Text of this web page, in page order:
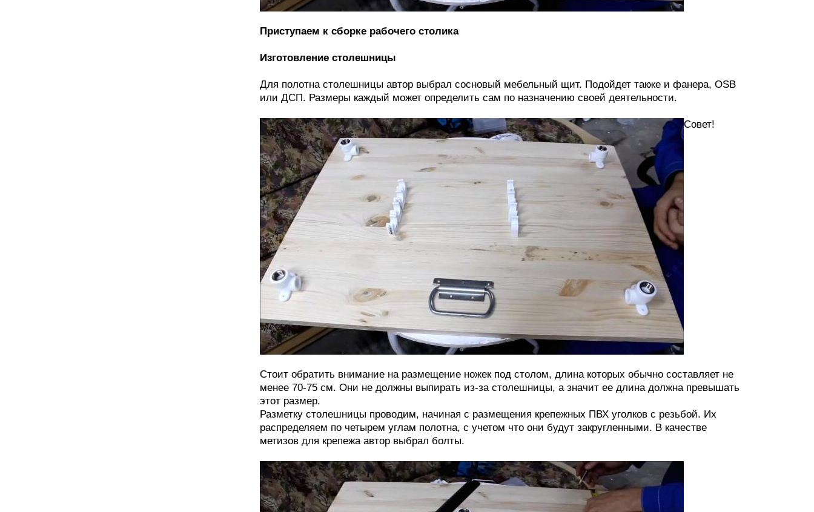
Приступаем к сборке рабочего столика
Изготовление столешницы
Для полотна столешницы автор выбрал сосновый мебельный щит. Подойдет также и фанера, OSB
или ДСП. Размеры каждый может определить сам по назначению своей деятельности.
Совет!
Стоит обратить внимание на размещение ножек под столом, длина которых обычно составляет не
менее 70-75 см. Они не должны выпирать из-за столешницы, а значит ее длина должна превышать
этот размер.
Разметку столешницы проводим, начиная с размещения крепежных ПВХ уголков с резьбой. Их
распределяем по четырем углам полотна, с учетом что они будут закругленными. В качестве
метизов для крепежа автор выбрал болты.